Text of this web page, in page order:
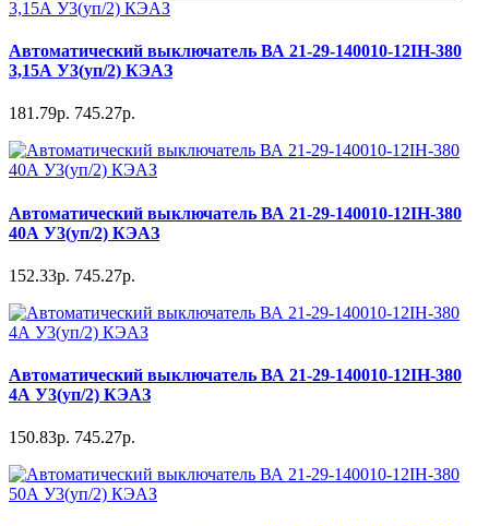
Автоматический выключатель ВА 21-29-140010-12IH-380
3,15А У3(уп/2) КЭАЗ
181.79р. 745.27р.
Автоматический выключатель ВА 21-29-140010-12IH-380
40А У3(уп/2) КЭАЗ
152.33р. 745.27р.
Автоматический выключатель ВА 21-29-140010-12IH-380
4А У3(уп/2) КЭАЗ
150.83р. 745.27р.